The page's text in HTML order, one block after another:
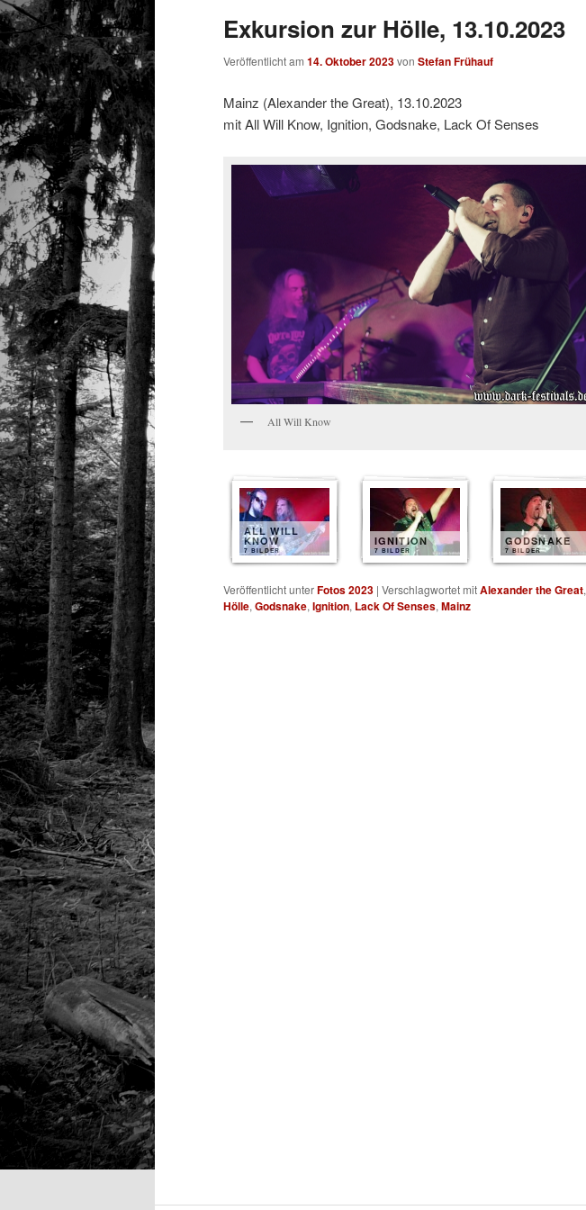
Exkursion zur Hölle, 13.10.2023
Veröffentlicht am 14. Oktober 2023von Stefan Frühauf
Mainz (Alexander the Great), 13.10.2023
mit All Will Know, Ignition, Godsnake, Lack Of Senses
All Will Know
ALL WILL
KNOW
7 BILDER
IGNITION
7 BILDER
GODSNAKE
7 BILDER
Veröffentlicht unterFotos 2023 | Verschlagwortet mitAlexander the Great,
Hölle, Godsnake, Ignition, Lack Of Senses, Mainz